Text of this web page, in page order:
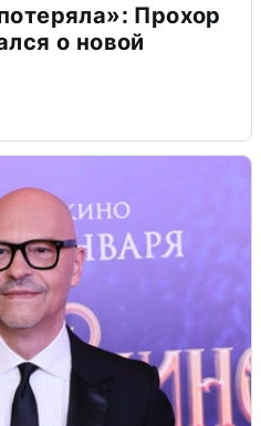
Прохор
о новой